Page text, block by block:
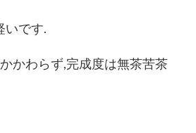
いです.
かわらず,完成度は無茶苦茶